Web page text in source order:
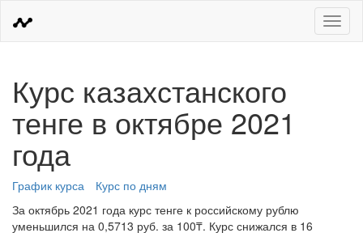
Меню
Курс казахстанского
тенге в октябре 2021
года
График курса
Курс по дням
За октябрь 2021 года курс тенге к российскому рублю
уменьшился на 0,5713 руб. за 100₸. Курс снижался в 16